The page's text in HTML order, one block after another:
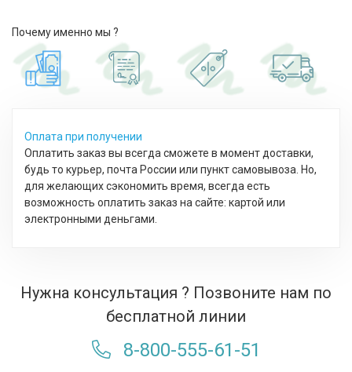
Почему именно мы ?
Оплата при получении
Оплатить заказ вы всегда сможете в момент доставки,
будь то курьер, почта России или пункт самовывоза. Но,
для желающих сэкономить время, всегда есть
возможность оплатить заказ на сайте: картой или
электронными деньгами.
Нужна консультация ? Позвоните нам по
бесплатной линии
8-800-555-61-51